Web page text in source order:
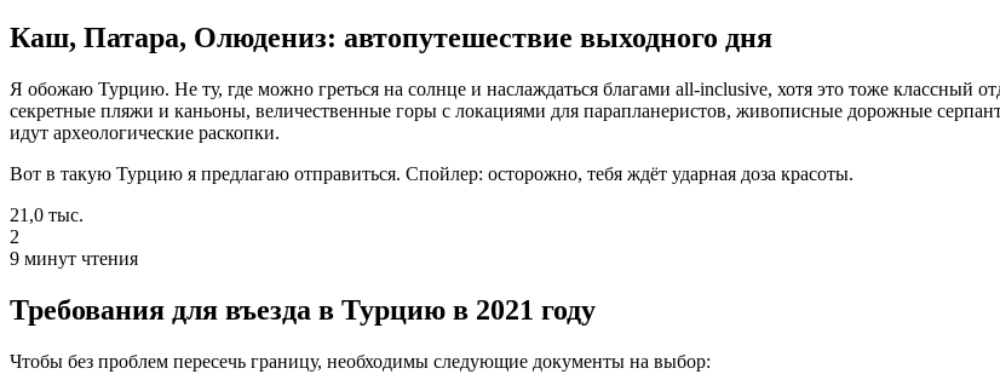
Каш, Патара, Олюдениз: автопутешествие выходного дня
Я обожаю Турцию. Не ту, где можно греться на солнце и наслаждаться благами all-inclusive, хотя это тоже классный отдых, и турки знают, как делать его качественно и круто. А ту, которая про
секретные пляжи и каньоны, величественные горы с локациями для парапланеристов, живописные дорожные
идут археологические раскопки.
Вот в такую Турцию я предлагаю отправиться. Спойлер: осторожно, тебя ждёт ударная доза красоты.
21,0 тыс.
2
9 минут чтения
Требования для въезда в Турцию в 2021 году
Чтобы без проблем пересечь границу, необходимы следующие документы на выбор: